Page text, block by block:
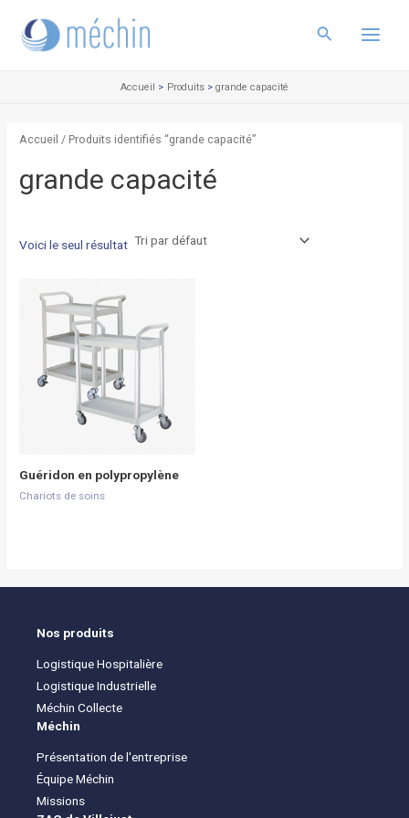
contenu
Rechercher
Menu
Accueil Produits grande capacité
Accueil / Produits identifiés “grande capacité”
grande capacité
Voici le seul résultat
Guéridon en polypropylène
Chariots de soins
Nos produits
Logistique Hospitalière
Logistique Industrielle
Méchin Collecte
Méchin
Présentation de l'entreprise
Équipe Méchin
Missions